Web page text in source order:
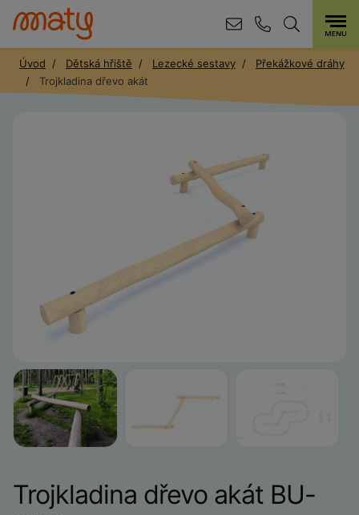
Úvod Dětská hřiště Lezecké sestavy
Překážkové dráhy
Trojkladina dřevo akát
Trojkladina dřevo akát BU-